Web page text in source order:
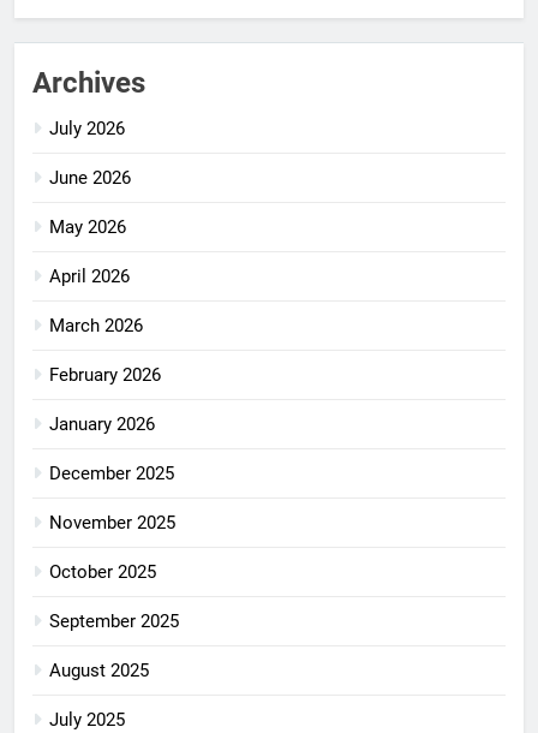
Archives
July 2026
June 2026
May 2026
April 2026
March 2026
February 2026
January 2026
December 2025
November 2025
October 2025
September 2025
August 2025
July 2025